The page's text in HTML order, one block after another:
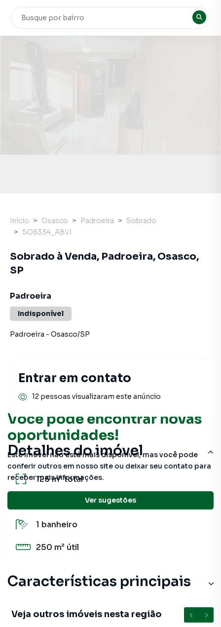
Você pode encontrar novas
oportunidades!
Este imóvel não está mais disponível, mas você pode
conferir outros em nosso site ou deixar seu contato para
receber mais informações.
Ver sugestões
Detalhes do imóvel
125 m²total
1 banheiro
250 m² útil
Características principais
Veja outros imóveis nesta região
Início Osasco Padroeira
Sobrado
SO8334_ABVI
Sobrado à Venda, Padroeira, Osasco,
SP
Padroeira
Indisponível
Padroeira - Osasco/SP
Entrar em contato
12 pessoas visualizaram este anúncio